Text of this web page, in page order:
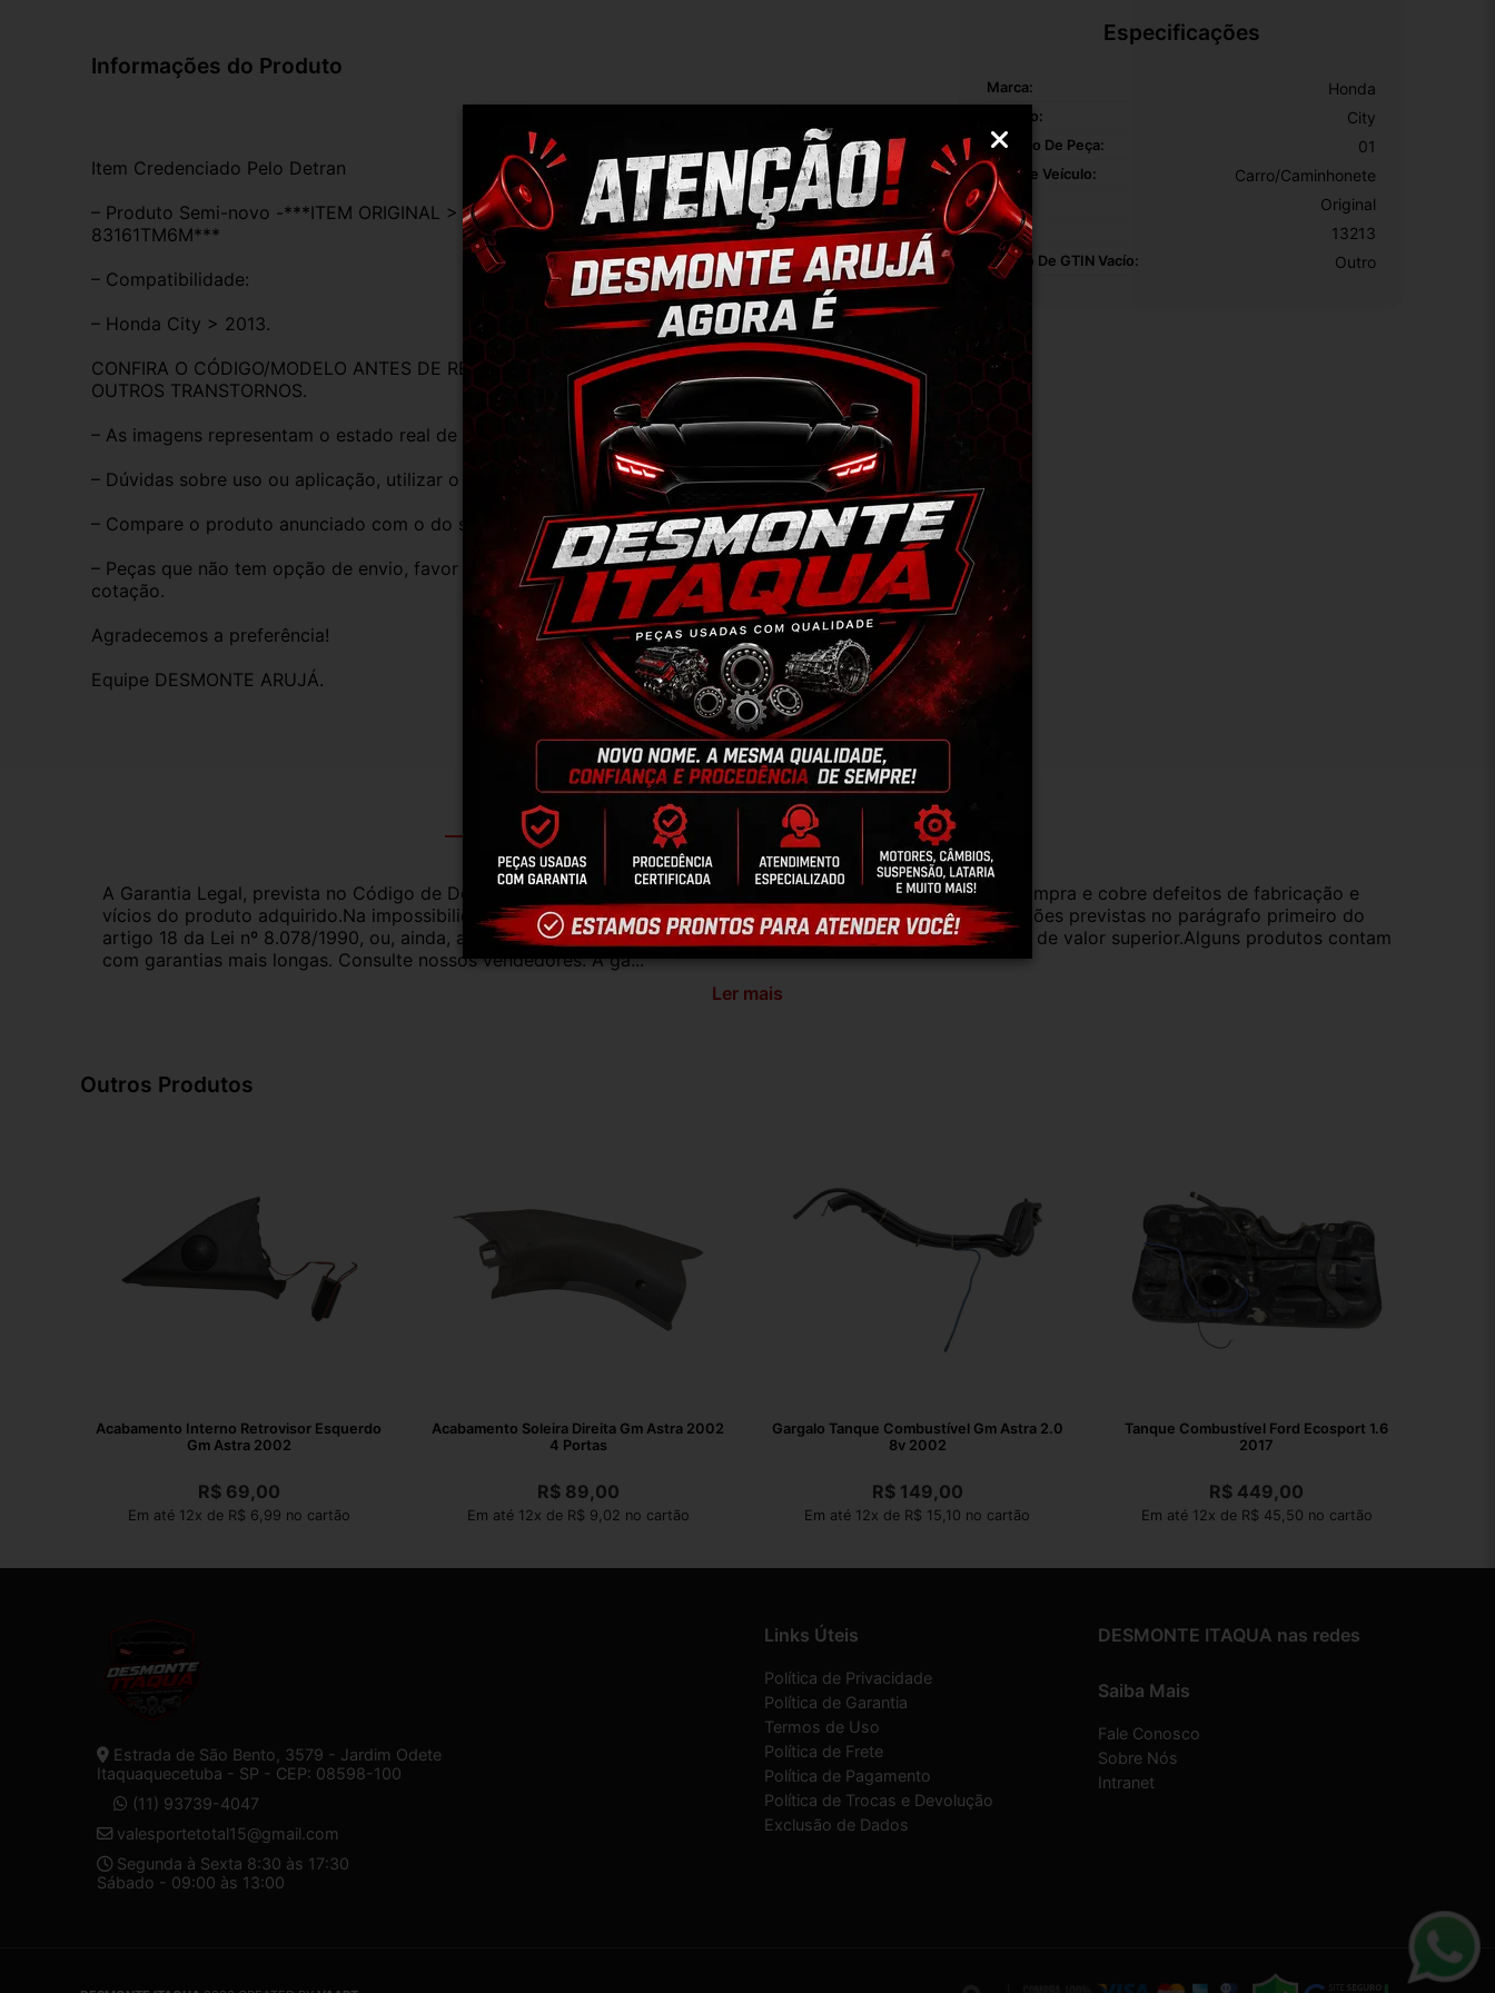
Informações do Produto
Item Credenciado Pelo Detran
– Produto Semi-novo -***ITEM ORIGINAL > PRONTO PARA USO > CÓDIGO ORIGINAL
83161TM6M***
– Compatibilidade:
– Honda City > 2013.
CONFIRA O CÓDIGO/MODELO ANTES DE REALIZAR A COMPRA, ISSO EVITA DEVOLUÇÕES E
OUTROS TRANSTORNOS.
– As imagens representam o estado real de conservação da peça;
– Dúvidas sobre uso ou aplicação, utilizar o campo de perguntas;
– Compare o produto anunciado com o do seu veículo, para evitar trocas;
– Peças que não tem opção de envio, favor deixar o CEP na área de perguntas para realizar
cotação.
Agradecemos a preferência!
Equipe DESMONTE ARUJÁ.
Especificações
Marca: Honda
Modelo: City
Número De Peça: 01
Tipo De Veículo: Carro/Caminhonete
OEM: Original
SKU: 13213
Motivo De GTIN Vacío: Outro
Garantia Certificado de Procedência Troca e Devolução
A Garantia Legal, prevista no Código de Defesa do Consumidor, é de 90 (noventa) dias a partir da data da compra e cobre defeitos de fabricação e
vícios do produto adquirido.Na impossibilidade de reparar o produto, o cliente poderá escolher dentre as opções previstas no parágrafo primeiro do
artigo 18 da Lei nº 8.078/1990, ou, ainda, a utilização do crédito como parte do pagamento de outro produto de valor superior.Alguns produtos contam
com garantias mais longas. Consulte nossos vendedores. A ga...
Ler mais
Outros Produtos
Acabamento Interno Retrovisor Esquerdo
Gm Astra 2002
R$69,00
Em até 12x de R$ 6,99 no cartão
Acabamento Soleira Direita Gm Astra 2002
4 Portas
R$89,00
Em até 12x de R$ 9,02 no cartão
Gargalo Tanque Combustível Gm Astra 2.0
8v 2002
R$149,00
Em até 12x de R$ 15,10 no cartão
Tanque Combustível Ford Ecosport 1.6
2017
R$ 449,00
Em até 12x de R$ 45,50 no cartão
Estrada de São Bento, 3579 - Jardim Odete
Itaquaquecetuba - SP - CEP: 08598-100
(11) 93739-4047
valesportetotal15@gmail.com
Segunda à Sexta 8:30 às 17:30
Sábado - 09:00 às 13:00
Links Úteis
Política de Privacidade
Política de Garantia
Termos de Uso
Política de Frete
Política de Pagamento
Política de Trocas e Devolução
Exclusão de Dados
DESMONTE ITAQUA nas redes
Saiba Mais
Fale Conosco
Sobre Nós
Intranet